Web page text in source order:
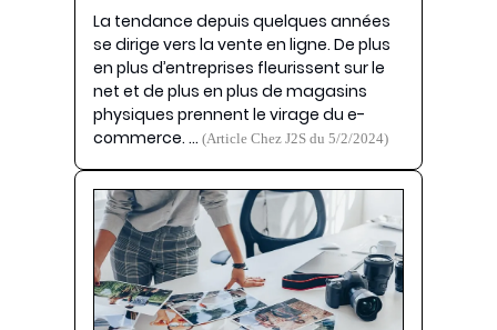
La tendance depuis quelques années
se dirige vers la vente en ligne. De plus
en plus d’entreprises fleurissent sur le
net et de plus en plus de magasins
physiques prennent le virage du e-
commerce. …(Article Chez J2S du 5/2/2024)